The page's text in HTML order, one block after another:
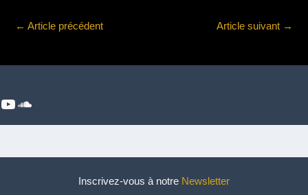
← Article précédent Article suivant →
YouTube
SoundCloud
Inscrivez-vous à notre Newsletter